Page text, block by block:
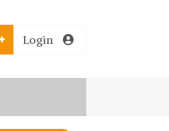
Login